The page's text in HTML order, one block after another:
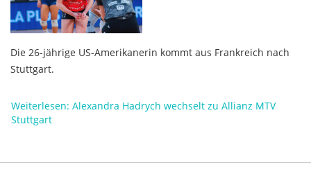
Die 26-jährige US-Amerikanerin kommt aus Frankreich nach
Stuttgart.
Weiterlesen: Alexandra Hadrych wechselt zu Allianz MTV
Stuttgart